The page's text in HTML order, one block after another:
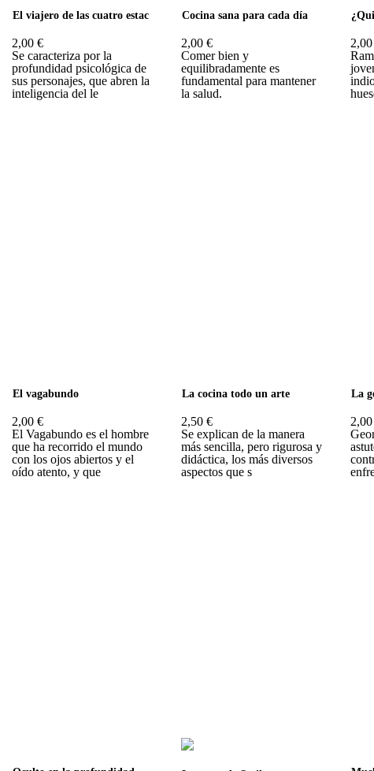
El viajero de las cuatro estac
2,00 €
Se caracteriza por la
profundidad psicológica de
sus personajes, que abren la
inteligencia del le
Cocina sana para cada día
2,00 €
Comer bien y
equilibradamente es
fundamental para mantener
la salud.
El vagabundo
2,00 €
El Vagabundo es el hombre
que ha recorrido el mundo
con los ojos abiertos y el
oído atento, y que
La cocina todo un arte
2,50 €
Se explican de la manera
más sencilla, pero rigurosa y
didáctica, los más diversos
aspectos que s
La